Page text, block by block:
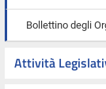
Bollettino degli
Attività